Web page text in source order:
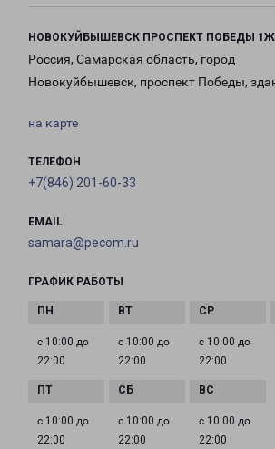
НОВОКУЙБЫШЕВСК ПРОСПЕКТ ПОБЕДЫ 1Ж
Россия, Самарская область, город
Новокуйбышевск, проспект Победы,
на карте
ТЕЛЕФОН
+7(846) 201-60-33
EMAIL
samara@pecom.ru
ГРАФИК РАБОТЫ
с 10:00 до
22:00
с 10:00 до
22:00
с 10:00 до
22:00
с 10:00 до
22:00
с 10:00 до
22:00
с 10:00 до
22:00